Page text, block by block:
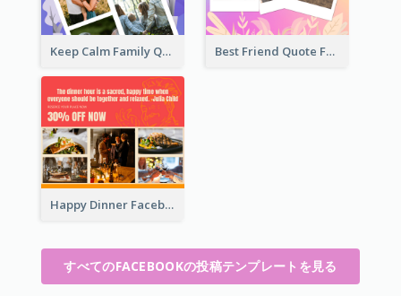
Keep Calm Family Quote Facebook Post Best Friend Quote Facebook Post
Happy Dinner Facebook Post
すべてのFACEBOOKの投稿テンプレートを見る